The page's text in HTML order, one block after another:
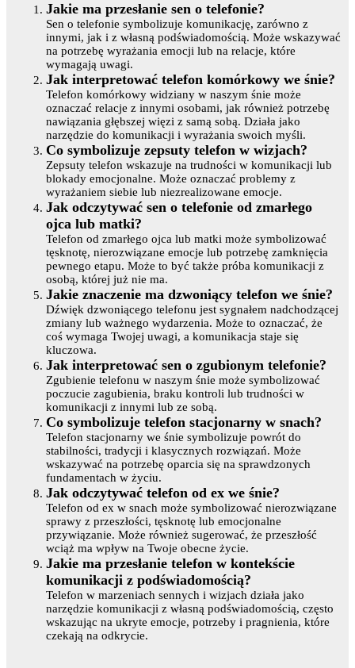
Jakie ma przesłanie sen o telefonie?
Sen o telefonie symbolizuje komunikację, zarówno z
innymi, jak i z własną podświadomością. Może wskazywać
na potrzebę wyrażania emocji lub na relacje, które
wymagają uwagi.
Jak interpretować telefon komórkowy we śnie?
Telefon komórkowy widziany w naszym śnie może
oznaczać relacje z innymi osobami, jak również potrzebę
nawiązania głębszej więzi z samą sobą. Działa jako
narzędzie do komunikacji i wyrażania swoich myśli.
Co symbolizuje zepsuty telefon w wizjach?
Zepsuty telefon wskazuje na trudności w komunikacji lub
blokady emocjonalne. Może oznaczać problemy z
wyrażaniem siebie lub niezrealizowane emocje.
Jak odczytywać sen o telefonie od zmarłego
ojca lub matki?
Telefon od zmarłego ojca lub matki może symbolizować
tęsknotę, nierozwiązane emocje lub potrzebę zamknięcia
pewnego etapu. Może to być także próba komunikacji z
osobą, której już nie ma.
Jakie znaczenie ma dzwoniący telefon we śnie?
Dźwięk dzwoniącego telefonu jest sygnałem nadchodzącej
zmiany lub ważnego wydarzenia. Może to oznaczać, że
coś wymaga Twojej uwagi, a komunikacja staje się
kluczowa.
Jak interpretować sen o zgubionym telefonie?
Zgubienie telefonu w naszym śnie może symbolizować
poczucie zagubienia, braku kontroli lub trudności w
komunikacji z innymi lub ze sobą.
Co symbolizuje telefon stacjonarny w snach?
Telefon stacjonarny we śnie symbolizuje powrót do
stabilności, tradycji i klasycznych rozwiązań. Może
wskazywać na potrzebę oparcia się na sprawdzonych
fundamentach w życiu.
Jak odczytywać telefon od ex we śnie?
Telefon od ex w snach może symbolizować nierozwiązane
sprawy z przeszłości, tęsknotę lub emocjonalne
przywiązanie. Może również sugerować, że przeszłość
wciąż ma wpływ na Twoje obecne życie.
Jakie ma przesłanie telefon w kontekście
komunikacji z podświadomością?
Telefon w marzeniach sennych i wizjach działa jako
narzędzie komunikacji z własną podświadomością, często
wskazując na ukryte emocje, potrzeby i pragnienia, które
czekają na odkrycie.